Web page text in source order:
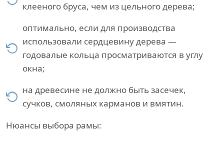
клееного бруса, чем из цельного дерева;
оптимально, если для производства
использовали сердцевину дерева —
годовалые кольца просматриваются в углу
окна;
на древесине не должно быть засечек,
сучков, смоляных карманов и вмятин.
Нюансы выбора рамы: